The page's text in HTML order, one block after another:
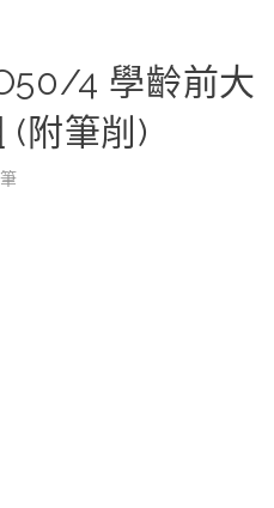
4 學齡前大
(附筆削)